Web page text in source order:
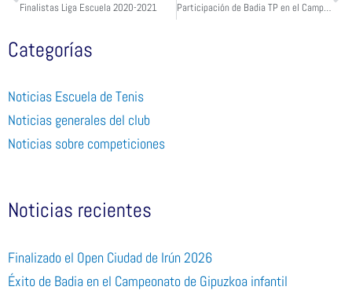
Finalistas Liga Escuela 2020-2021 Participación de Badia TP en el Campeonato de Euskadi Infantil por equipos de club masculino – Trofeo Joan Compta in Memoriam
Categorías
Noticias Escuela de Tenis
Noticias generales del club
Noticias sobre competiciones
Noticias recientes
Finalizado el Open Ciudad de Irún 2026
Éxito de Badia en el Campeonato de Gipuzkoa infantil